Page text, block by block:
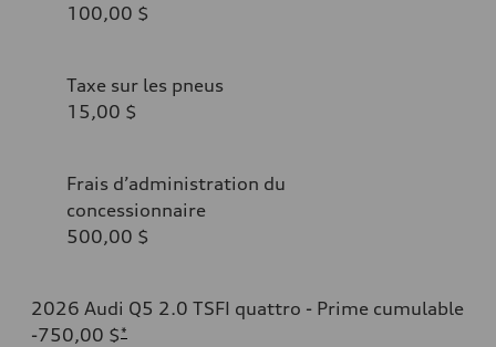
100,00 $
Taxe sur les pneus
15,00 $
Frais d’administration du
concessionnaire
500,00 $
2026 Audi Q5 2.0 TSFI quattro - Prime cumulable
-750,00 $*